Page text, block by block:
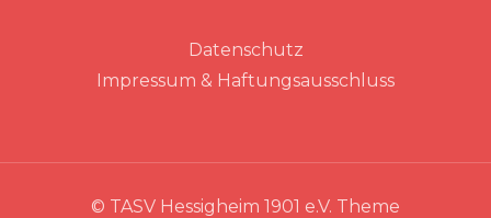
Datenschutz
Impressum & Haftungsausschluss
© TASV Hessigheim 1901 e.V. Theme